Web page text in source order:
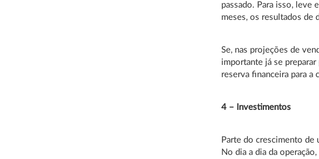
passado. Para isso, leve
meses, os resultados de
Se, nas projeções de
importante já se preparar
reserva financeira para a
4 – Investimentos
Parte do crescimento de
No dia a dia da